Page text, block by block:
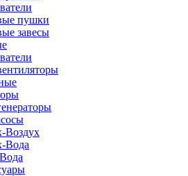
пушки
завесы
Воздух
Вода